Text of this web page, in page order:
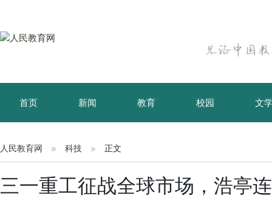
首页 新闻 教育 校园 文
育儿 资讯
人民教育网 科技 正文
三一重工征战全球市场，浩亭